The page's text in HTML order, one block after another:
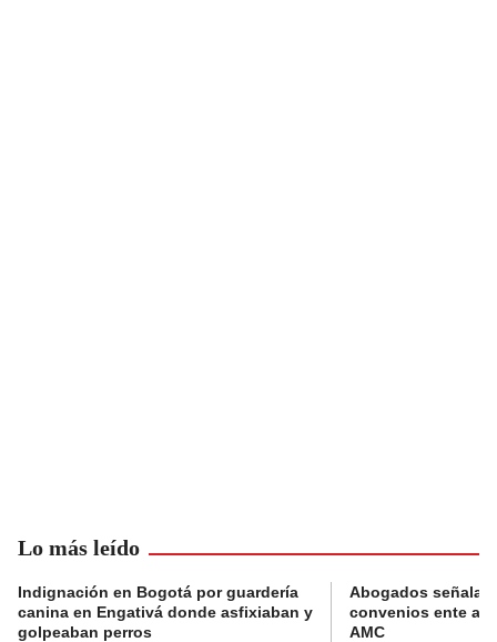
Lo más leído
Indignación en Bogotá por guardería
canina en Engativá donde asfixiaban y
golpeaban perros
Abogados
convenios ente
AMC